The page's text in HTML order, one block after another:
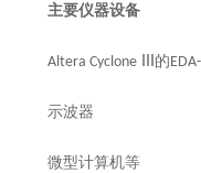
主要仪器设备
Altera Cyclone III的
示波器
微型计算机等